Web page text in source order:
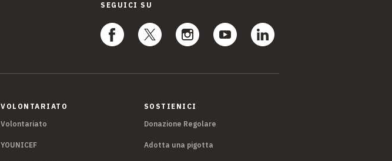
SEGUICI SU
VOLONTARIATO
Volontariato
YOUNICEF
SOSTIENICI
Donazione Regolare
Adotta una pigotta